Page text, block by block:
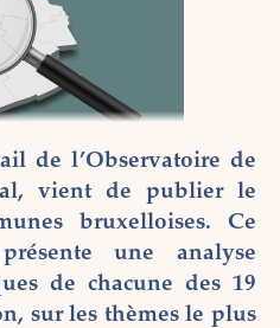
de l’Observatoire de
vient de publier le
bruxelloises. Ce
une analyse
de chacune des 19
sur les thèmes le plus